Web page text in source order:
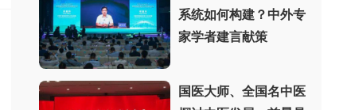
系统如何构建？中外专
家学者建言献策
国医大师、全国名中医